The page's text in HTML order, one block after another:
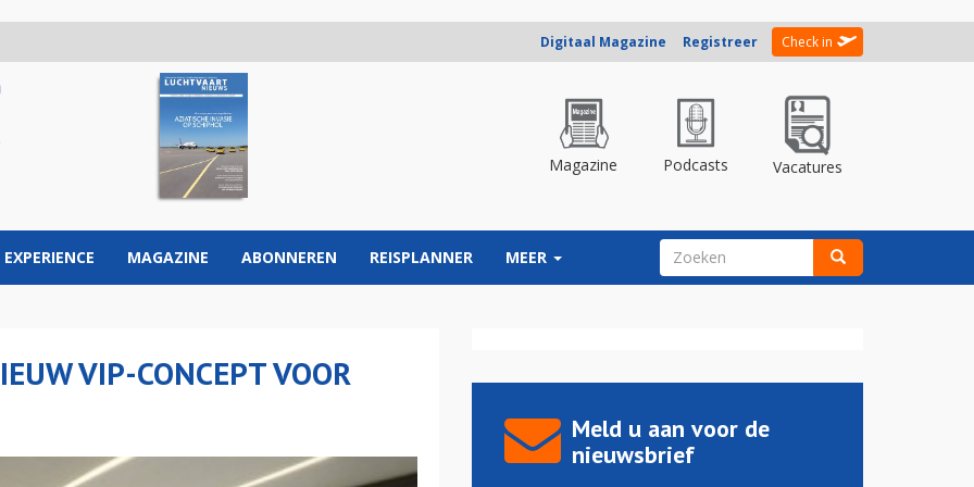
Digitaal Magazine Registreer Check in
Magazine Podcasts Vacatures
EXPERIENCE MAGAZINE ABONNEREN REISPLANNER MEER ZOEKVELD
VIP-CONCEPT VOOR
Meld u aan voor de
nieuwsbrief